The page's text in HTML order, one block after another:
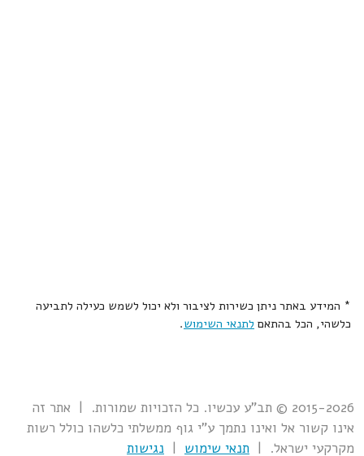
* המידע באתר ניתן כשירות לציבור ולא יכול לשמש כעילה לתביעה
כלשהי, הכל בהתאם לתנאי השימוש.
2015-2026 © תב"ע עכשיו. כל הזכויות שמורות. | אתר זה
אינו קשור אל ואינו נתמך ע"י גוף ממשלתי כלשהו כולל רשות
מקרקעי ישראל. | תנאי שימוש | נגישות